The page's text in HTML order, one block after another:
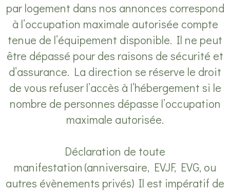
par logement dans nos annonces correspond
à l’occupation maximale autorisée compte
tenue de l’équipement disponible. Il ne peut
être dépassé pour des raisons de sécurité et
d’assurance. La direction se réserve le droit
de vous refuser l’accès à l’hébergement si le
nombre de personnes dépasse l’occupation
maximale autorisée.
Déclaration de toute
manifestation (anniversaire, EVJF, EVG, ou
autres évènements privés) Il est impératif de